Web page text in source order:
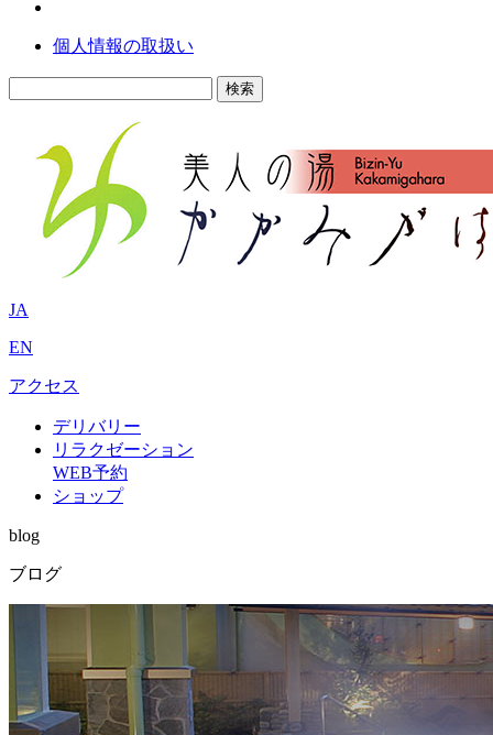
個人情報の取扱い
JA
EN
アクセス
デリバリー
リラクゼーション
WEB予約
ショップ
blog
ブログ